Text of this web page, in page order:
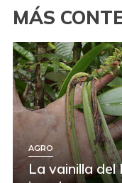
MÁS
AGRO
La vainilla del